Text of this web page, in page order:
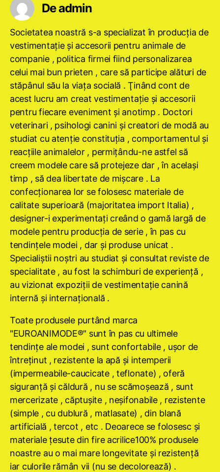
De admin
Societatea noastră s-a specializat în producţia de
vestimentaţie şi accesorii pentru animale de
companie , politica firmei fiind personalizarea
celui mai bun prieten , care să participe alături de
stăpânul său la viaţa socială . Ţinând cont de
acest lucru am creat vestimentaţie şi accesorii
pentru fiecare eveniment şi anotimp . Doctori
veterinari , psihologi canini şi creatori de modă au
studiat cu atenţie constituţia , comportamentul şi
reacţiile animalelor , permiţându-ne astfel să
creem modele care să protejeze dar , în acelaşi
timp , să dea libertate de mişcare . La
confecţionarea lor se folosesc materiale de
calitate superioară (majoritatea import Italia) ,
designer-i experimentaţi creând o gamă largă de
modele pentru producţia de serie , în pas cu
tendinţele modei , dar şi produse unicat .
Specialiştii noştri au studiat şi consultat reviste de
specialitate , au fost la schimburi de experienţă ,
au vizionat expoziţii de vestimentaţie canină
internă şi internaţională .
Toate produsele purtând marca
"EUROANIMODE®" sunt în pas cu ultimele
tendinţe ale modei , sunt confortabile , uşor de
întreţinut , rezistente la apă şi intemperii
(impermeabile-caucicate , teflonate) , oferă
siguranţă şi căldură , nu se scămoşează , sunt
mercerizate , căptuşite , neşifonabile , rezistente
(simple , cu dublură , matlasate) , din blană
artificială , tercot , etc . Deoarece se folosesc şi
materiale ţesute din fire acrilice100% produsele
noastre au o mai mare longevitate şi rezistenţă
iar culorile rămân vii (nu se decolorează) .